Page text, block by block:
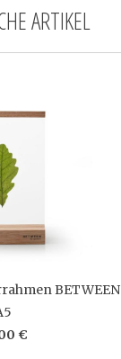
ARTIKEL
BETWEEN
€